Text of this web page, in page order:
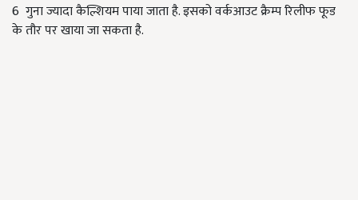
6 गुना ज्यादा कैल्शियम पाया जाता है. इसको वर्कआउट क्रैम्प रिलीफ फूड
के तौर पर खाया जा सकता है.